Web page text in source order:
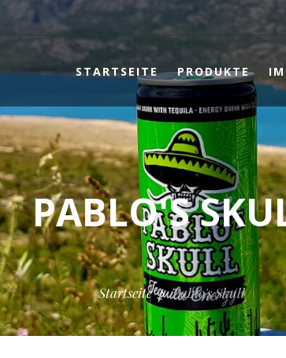
STARTSEITE PRODUKTE
PABLO'S
Startseite Pablo's Skull